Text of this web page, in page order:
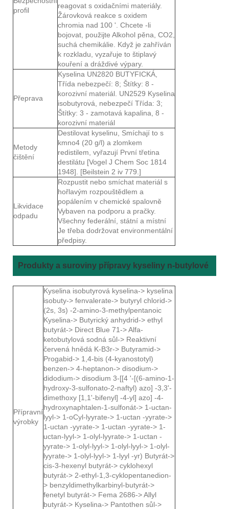
profil
reagovat s oxidačními materiály.
Žárovková reakce s oxidem
chromia nad 100 '. Chcete -li
bojovat, použijte Alkohol pěna, CO2,
suchá chemikálie. Když je zahříván
k rozkladu, vyzařuje to štiplavý
kouření a dráždivé výpary.
Přeprava
Kyselina UN2820 BUTYFICKÁ,
Třída nebezpečí: 8; Štítky: 8 -
korozivní materiál. UN2529 Kyselina
isobutyrová, nebezpečí Třída: 3;
Štítky: 3 - zamotavá kapalina, 8 -
korozivní materiál
Metody
čištění
Destilovat kyselinu, Smíchají to s
kmno4 (20 g/l) a zlomkem
redistilem, vyřazují První třetina
destilátu [Vogel J Chem Soc 1814
1948]. [Beilstein 2 iv 779.]
Likvidace
odpadu
Rozpustit nebo smíchat materiál s
hořlavým rozpouštědlem a
popálením v chemické spalovně
Vybaven na podporu a pračky.
Všechny federální, státní a místní
Je třeba dodržovat environmentální
předpisy.
Produkty a suroviny přípravy kyseliny n-butylové
Přípravní
výrobky
Kyselina isobutyrová kyselina-> kyselina
isobuty-> fenvalerate-> butyryl chlorid->
(2s, 3s) -2-amino-3-methylpentanoic
Kyselina-> Butyrický anhydrid-> ethyl
butyrát-> Direct Blue 71-> Alfa-
ketobutylová sodná sůl-> Reaktivní
červená hnědá K-B3r-> Butyramid->
Progabid-> 1,4-bis (4-kyanostotyl)
benzen-> 4-heptanon-> disodium->
didodium-> disodium 3-[[4 '-[(6-amino-1-
hydroxy-3-sulfonato-2-naftyl) azo] -3,3'-
dimethoxy [1,1'-bifenyl] -4-yl] azo] -4-
hydroxynaphtalen-1-sulfonát-> 1-uctan-
lyyl-> 1-oCyl-lyyrate-> 1-uctan -yyrate->
1-uctan -yyrate-> 1-uctan -yyrate-> 1-
uctan-lyyl-> 1-olyl-lyyrate-> 1-uctan -
yyrate-> 1-olyl-lyyl-> 1-olyl-lyyl-> 1-olyl-
lyyrate-> 1-olyl-lyyl-> 1-lyyl -yr) Butyrát->
cis-3-hexenyl butyrát-> cyklohexyl
butyrát-> 2-ethyl-1,3-cyklopentanedion-
> benzyldimethylkarbinyl-butyrát->
fenetyl butyrát-> Fema 2686-> Allyl
butyrát-> Kyselina-> Pantothen sůl->